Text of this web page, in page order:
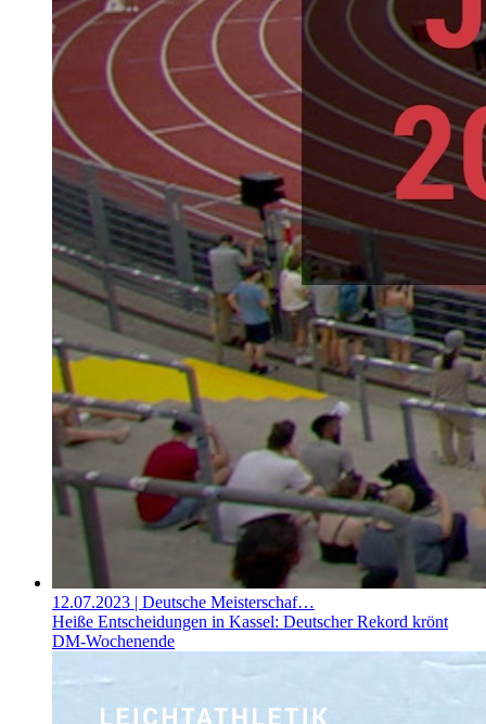
12.07.2023 | Deutsche Meisterschaf…
Heiße Entscheidungen in Kassel: Deutscher Rekord krönt
DM-Wochenende